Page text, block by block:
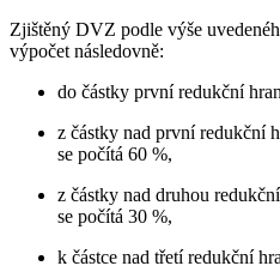
Zjištěný DVZ podle výše
výpočet následovně:
do částky první redukční
z částky nad první redukční
se počítá 60 %,
z částky nad druhou
se počítá 30 %,
k částce nad třetí redukční